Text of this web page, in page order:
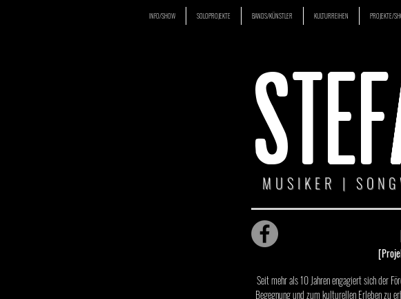
INFO/SHOW SOLOPROJEKTE BANDS/KÜNSTLER KULTURREIHEN PROJEKTE/
Seit mehr als 10 Jahren engagiert sich der
Begegnung und zum kulturellen Erleben zu
MUSIKER |